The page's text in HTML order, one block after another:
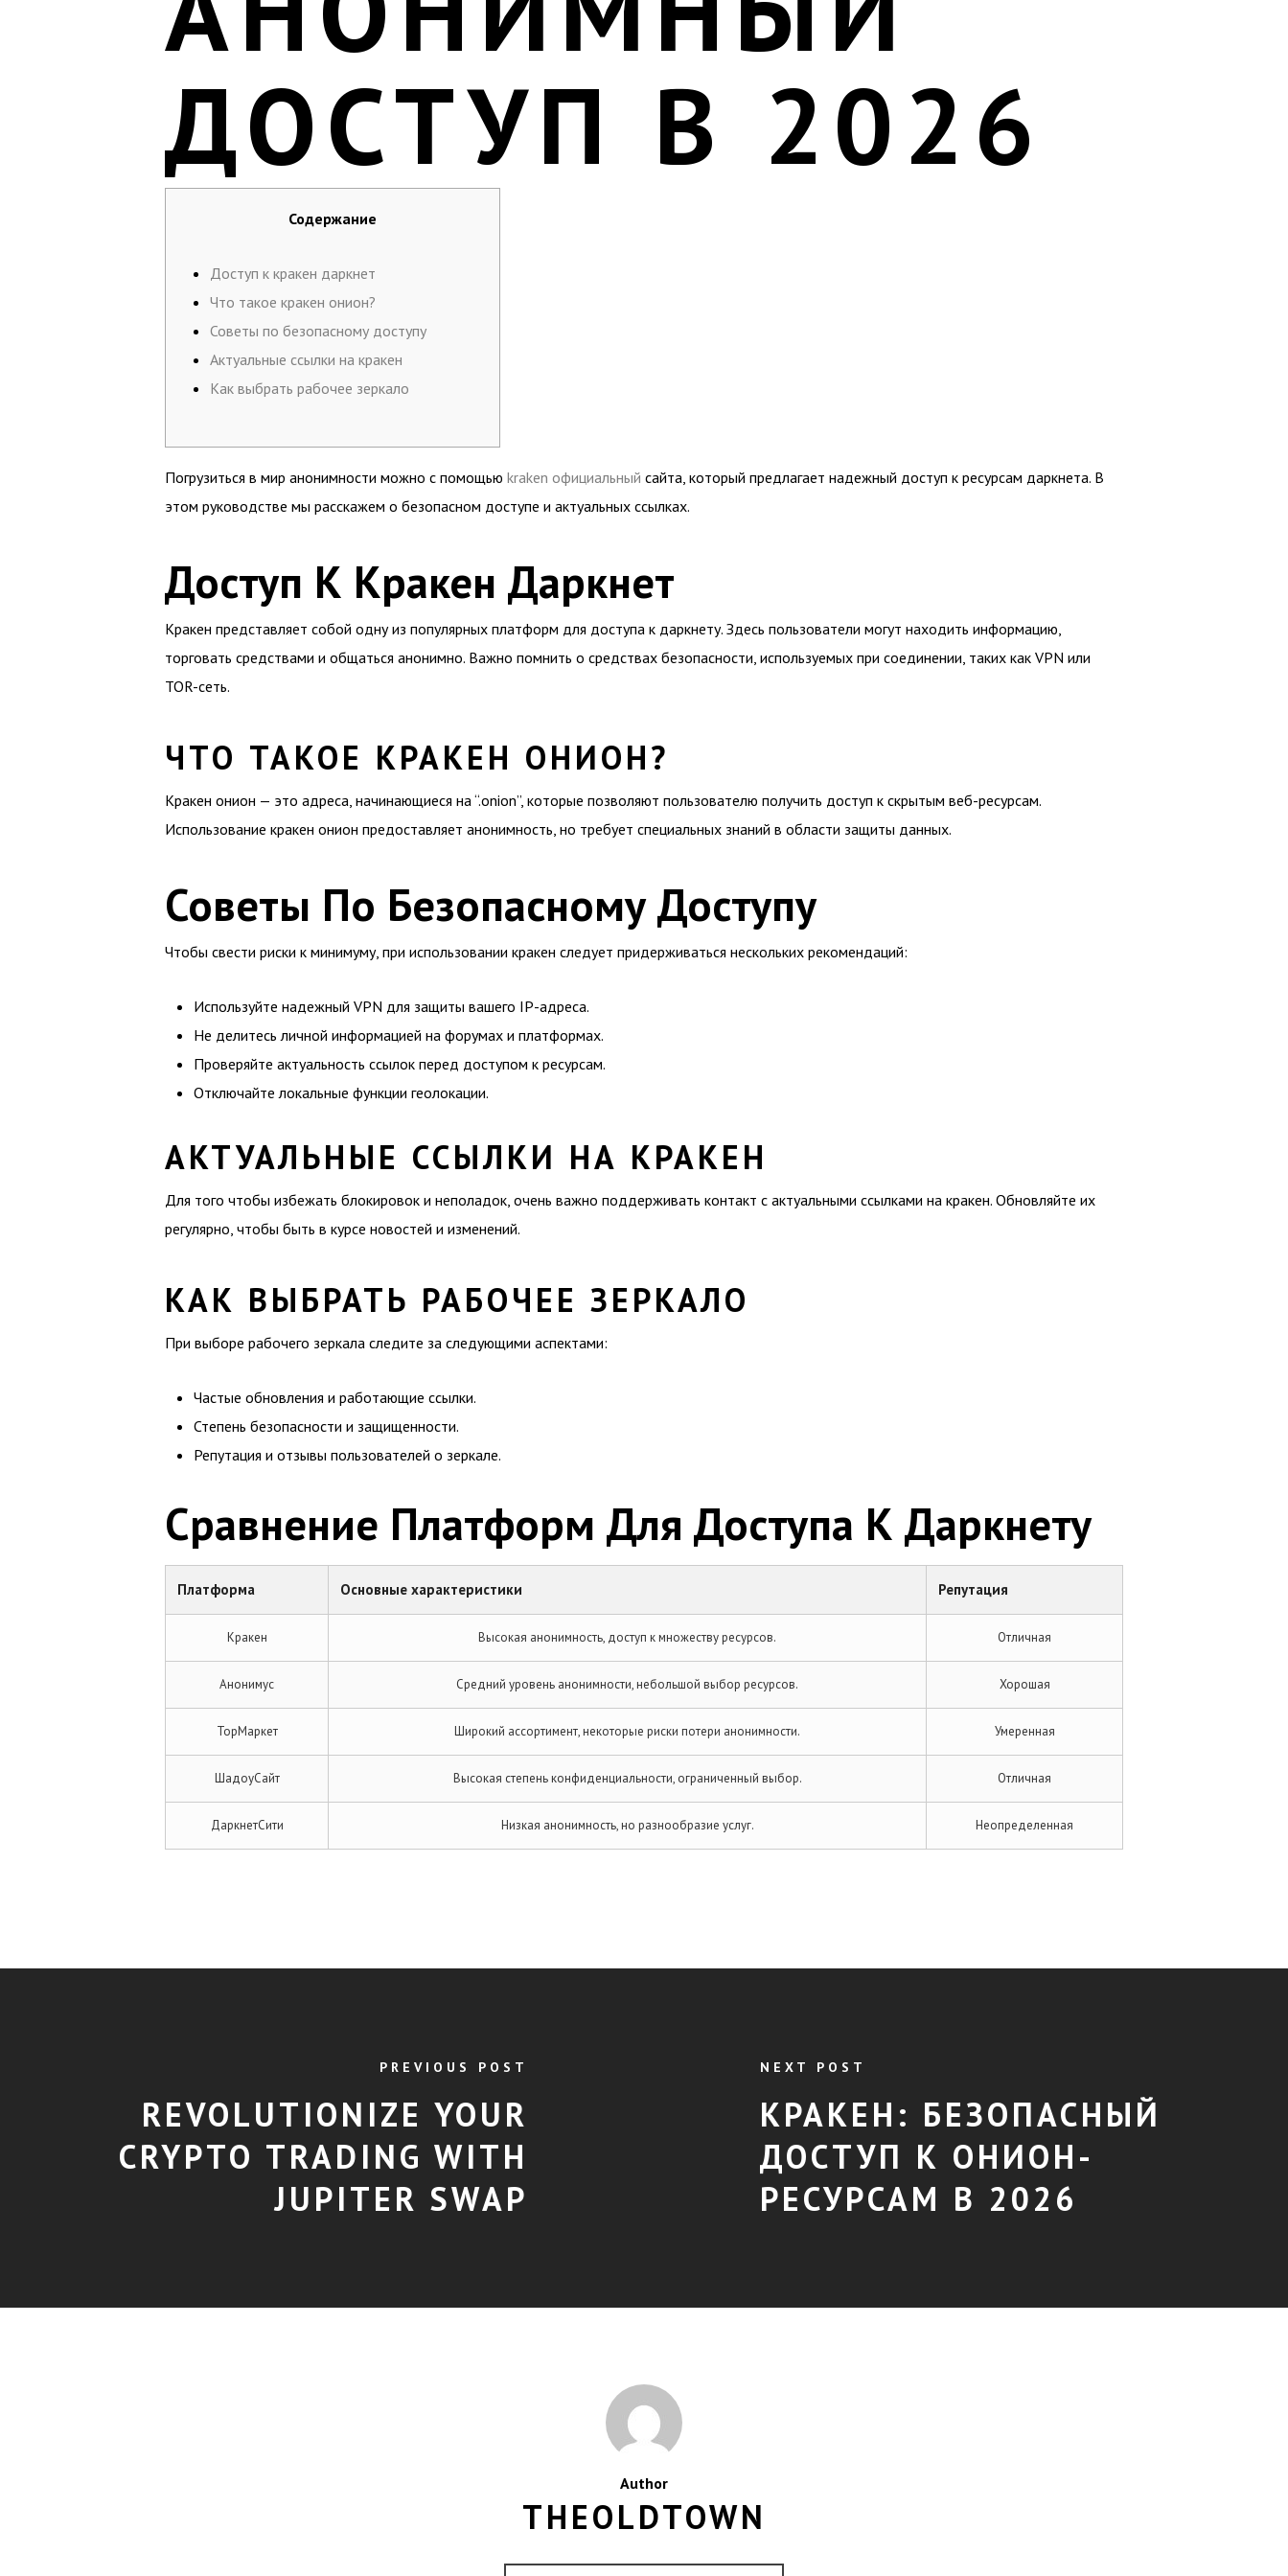
ДОСТУП В 2026
Содержание
Доступ к кракен даркнет
Что такое кракен онион?
Советы по безопасному доступу
Актуальные ссылки на кракен
Как выбрать рабочее зеркало
Погрузиться в мир анонимности можно с помощью kraken официальный сайта, который предлагает надежный доступ к ресурсам даркнета. В
этом руководстве мы расскажем о безопасном доступе и актуальных ссылках.
Доступ К Кракен Даркнет
Кракен представляет собой одну из популярных платформ для доступа к даркнету. Здесь пользователи могут находить информацию,
торговать средствами и общаться анонимно. Важно помнить о средствах безопасности, используемых при соединении, таких как VPN или
TOR-сеть.
ЧТО ТАКОЕ КРАКЕН ОНИОН?
Кракен онион — это адреса, начинающиеся на “.onion”, которые позволяют пользователю получить доступ к скрытым веб-ресурсам.
Использование кракен онион предоставляет анонимность, но требует специальных знаний в области защиты данных.
Советы По Безопасному Доступу
Чтобы свести риски к минимуму, при использовании кракен следует придерживаться нескольких рекомендаций:
Используйте надежный VPN для защиты вашего IP-адреса.
Не делитесь личной информацией на форумах и платформах.
Проверяйте актуальность ссылок перед доступом к ресурсам.
Отключайте локальные функции геолокации.
АКТУАЛЬНЫЕ ССЫЛКИ НА КРАКЕН
Для того чтобы избежать блокировок и неполадок, очень важно поддерживать контакт с актуальными ссылками на кракен. Обновляйте их
регулярно, чтобы быть в курсе новостей и изменений.
КАК ВЫБРАТЬ РАБОЧЕЕ ЗЕРКАЛО
При выборе рабочего зеркала следите за следующими аспектами:
Частые обновления и работающие ссылки.
Степень безопасности и защищенности.
Репутация и отзывы пользователей о зеркале.
Сравнение Платформ Для Доступа К Даркнету
Платформа Основные характеристики Репутация
Кракен Высокая анонимность, доступ к множеству ресурсов. Отличная
Анонимус Средний уровень анонимности, небольшой выбор ресурсов. Хорошая
ТорМаркет Широкий ассортимент, некоторые риски потери анонимности. Умеренная
ШадоуСайт Высокая степень конфиденциальности, ограниченный выбор. Отличная
ДаркнетСити Низкая анонимность, но разнообразие услуг. Неопределенная
PREVIOUS POST
REVOLUTIONIZE YOUR
CRYPTO TRADING WITH
JUPITER SWAP
NEXT POST
КРАКЕН: БЕЗОПАСНЫЙ
ДОСТУП К ОНИОН-
РЕСУРСАМ В 2026
Author
THEOLDTOWN